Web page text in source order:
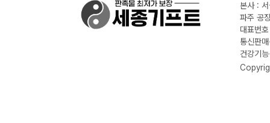
본사 :
파주 공
대표번
통신판
건강기